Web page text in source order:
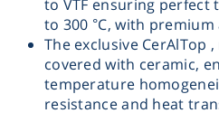
to VTF ensuring
to 300 °C, with premium
The exclusive CerAlTop
covered with ceramic,
temperature
resistance and heat